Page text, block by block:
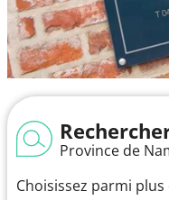
Province de
Choisissez parmi plus